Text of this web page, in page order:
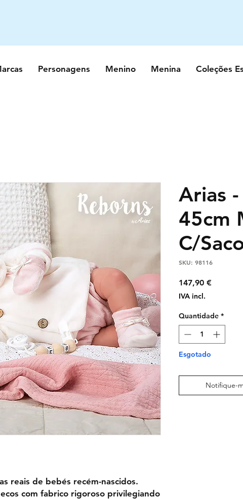
Personagens Menino Menina Coleções
reais de bebés recém-nascidos.
com fabrico rigoroso privilegiando
Arias
45cm
C/
SKU: 98116
147,90 €Preço
IVA incl.
Quantidade *
Esgotado
Notifique-